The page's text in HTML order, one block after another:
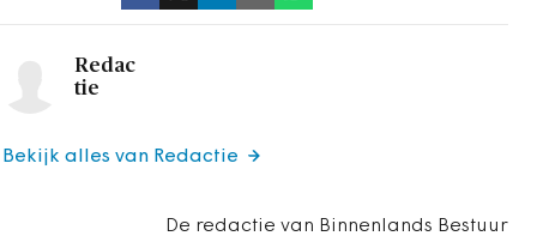
Redac
tie
De redactie van Binnenlands Bestuur
Bekijk alles van Redactie